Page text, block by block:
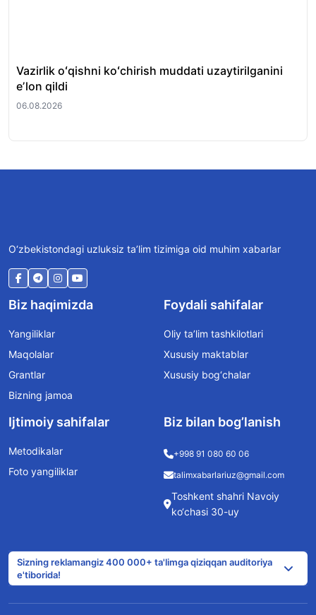
Vazirlik oʻqishni koʻchirish muddati uzaytirilganini
eʼlon qildi
06.08.2026
O‘zbekistondagi uzluksiz ta’lim tizimiga oid muhim xabarlar
Biz haqimizda
Yangiliklar
Maqolalar
Grantlar
Bizning jamoa
Foydali sahifalar
Oliy ta’lim tashkilotlari
Xususiy maktablar
Xususiy bog‘chalar
Ijtimoiy sahifalar
Metodikalar
Foto yangiliklar
Biz bilan bog’lanish
+998 91 080 60 06
talimxabarlariuz@gmail.com
Toshkent shahri Navoiy
ko‘chasi 30-uy
Sizning reklamangiz 400 000+ ta'limga qiziqqan auditoriya
e'tiborida!